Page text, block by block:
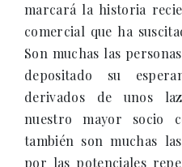
marcará la historia
comercial que ha
Son muchas las
depositado su
derivados de unos
nuestro mayor socio
también son muchas
por las potenciales